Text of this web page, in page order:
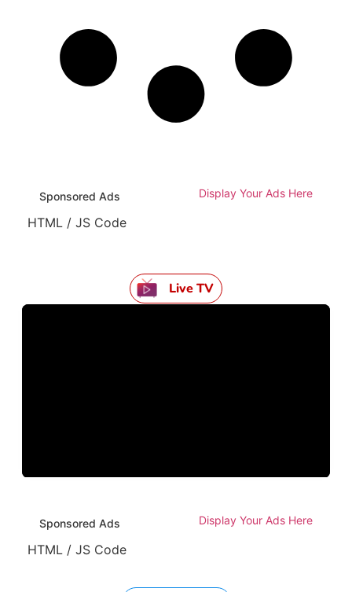
Sponsored Ads Display Your Ads Here
HTML / JS Code
Live TV
Sponsored Ads Display Your Ads Here
HTML / JS Code